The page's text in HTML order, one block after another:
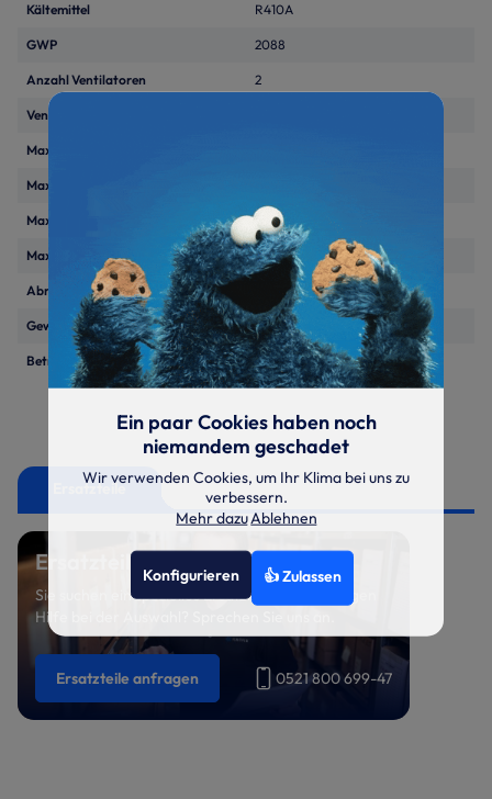
Kältemittel R410A
GWP 2088
Anzahl Ventilatoren 2
Ventilatortyp
Maximaler Luftvolumenstrom
Max. Schalldruckpegel
Max. Rohrleitungslaenge
Max. Höhendifferenz 15
Abmessungen (H/B/T) mm 1740/850/450 mm
Gewicht kg 160
Betriebsspannung 400V/3~/50Hz
Ersatzteile
Ersatzteil benötigt?
Sie suchen ein spezielles Ersatzteil oder benötigen
Hilfe bei der Auswahl? Sprechen Sie uns an.
Ersatzteile anfragen 0521 800 699-47
Ein paar Cookies haben noch
niemandem geschadet
Wir verwenden Cookies, um Ihr Klima bei uns zu
verbessern.
Mehr dazuAblehnen
Konfigurieren 👍 Zulassen